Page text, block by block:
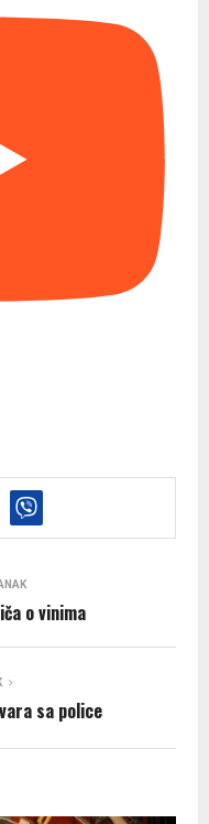
o vinima
sa police